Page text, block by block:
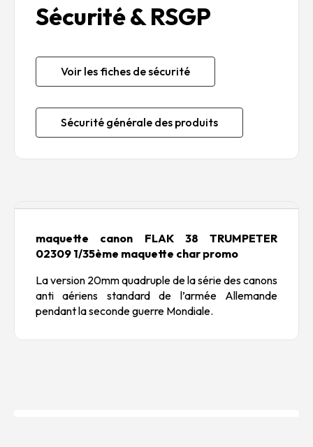
Sécurité & RSGP
Voir les fiches de sécurité
Sécurité générale des produits
maquette canon FLAK 38 TRUMPETER
02309 1/35ème maquette char promo
La version 20mm quadruple de la série des canons
anti aériens standard de l’armée Allemande
pendant la seconde guerre Mondiale.